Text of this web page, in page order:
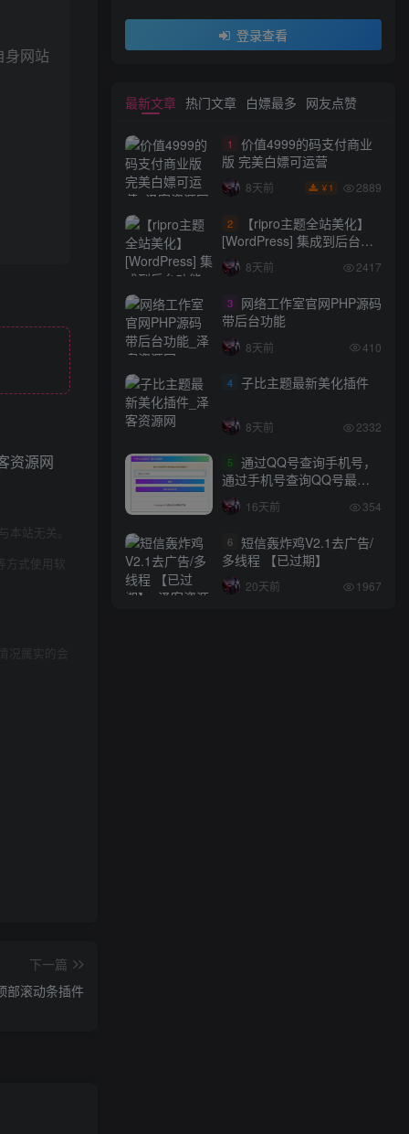
身网站
站无关。
式使用软
况属实的会
下一篇
部滚动条插件
登录查看
最新文章 热门文章 白嫖最多 网友点赞
1
价值4999的码支付商业
版 完美白嫖可运营
8天前 ￥ 1 2889
2
【ripro主题全站美化】
[WordPress] 集成到后台功
能的全站美化包
WordPress…
8天前 2417
3
网络工作室官网PHP源码
带后台功能
8天前 410
4 子比主题最新美化插件
8天前 2332
5 通过QQ号查询手机号，
通过手机号查询QQ号最新
网站源码
16天前 354
6 短信轰炸鸡V2.1去广告/
多线程 【已过期】
20天前 1967